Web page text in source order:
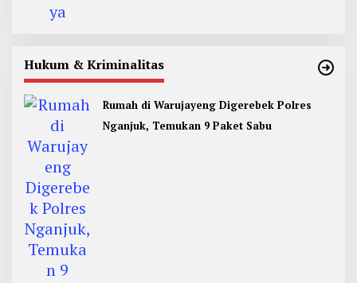
Hukum & Kriminalitas
Rumah di Warujayeng Digerebek Polres
Nganjuk, Temukan 9 Paket Sabu